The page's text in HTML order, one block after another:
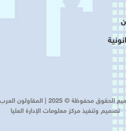
الحقوق محفوظة © 2025 | المقاولون العرب
تصميم وتنفيذ مركز معلومات الإدارة العليا